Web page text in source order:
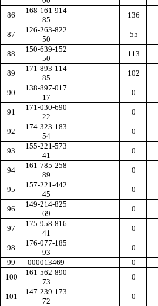
86
168-161-914
85
136
87
126-263-822
50
55
88
150-639-152
50
113
89
171-893-114
85
102
90
138-897-017
17
0
91
171-030-690
22
0
92
174-323-183
54
0
93
155-221-573
41
0
94
161-785-258
89
0
95
157-221-442
45
0
96
149-214-825
69
0
97
175-958-816
41
0
98
176-077-185
93
0
99
000013469 0
100
161-562-890
73
0
101
147-239-173
72
0